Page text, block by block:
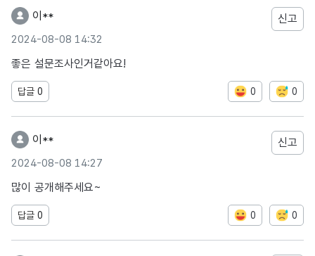
이**
2024-08-08 14:32
신고
좋은 설문조사인거같아요!
답글 0 0 0
이**
2024-08-08 14:27
신고
많이 공개해주세요~
답글 0 0 0